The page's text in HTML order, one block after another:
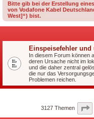
Bitte gib bei der Erstellung
von Vodafone Kabel
West]“) bist.
Einspeisefehler
In diesem Forum können
deren Ursache nicht im
und die daher zentral
die nur das
Problemen reichen.
3127 Themen